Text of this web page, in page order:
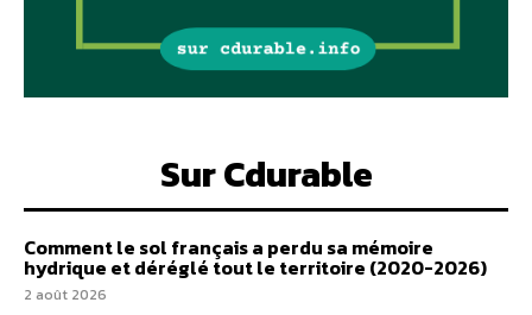
Sur Cdurable
Comment le sol français a perdu sa mémoire
hydrique et déréglé tout le territoire (2020-2026)
2 août 2026